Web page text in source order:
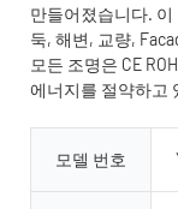
만들어졌습니다.
둑, 해변, 교량,
모든 조명은 CE
에너지를 절약하고
모델 번호